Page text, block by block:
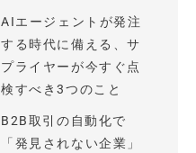
AIエージェントが発注
する時代に備える、サ
プライヤーが今すぐ点
検すべき3つのこと
B2B取引の自動化で
「発見されない企業」